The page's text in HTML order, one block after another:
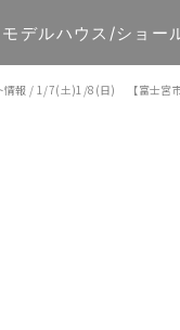
モデルハウス/ショー
情報 / 1/7(土)1/8(日) 【富士宮市